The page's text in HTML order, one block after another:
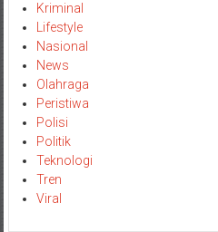
Kriminal
Lifestyle
Nasional
News
Olahraga
Peristiwa
Polisi
Politik
Teknologi
Tren
Viral